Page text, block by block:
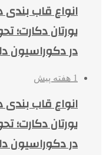
انواع قاب
یورتان دکارت؛
در دکوراسیون
1 هفته پیش
انواع قاب
یورتان دکارت؛
در دکوراسیون